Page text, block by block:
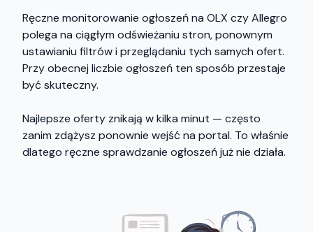
Ręczne monitorowanie ogłoszeń na OLX czy Allegro
polega na ciągłym odświeżaniu stron, ponownym
ustawianiu filtrów i przeglądaniu tych samych ofert.
Przy obecnej liczbie ogłoszeń ten sposób przestaje
być skuteczny.
Najlepsze oferty znikają w kilka minut — często
zanim zdążysz ponownie wejść na portal. To właśnie
dlatego ręczne sprawdzanie ogłoszeń już nie działa.